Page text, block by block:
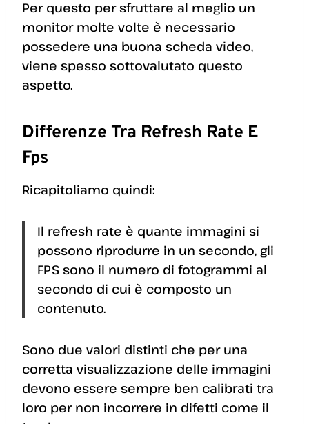
Per questo per sfruttare al meglio un
monitor molte volte è necessario
possedere una buona scheda video,
viene spesso sottovalutato questo
aspetto.
Differenze Tra Refresh Rate E
Fps
Ricapitoliamo quindi:
Il refresh rate è quante immagini si
possono riprodurre in un secondo, gli
FPS sono il numero di fotogrammi al
secondo di cui è composto un
contenuto.
Sono due valori distinti che per una
corretta visualizzazione delle immagini
devono essere sempre ben calibrati tra
loro per non incorrere in difetti come il